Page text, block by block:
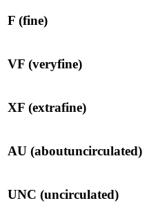
F (fine)
VF (veryfine)
XF (extrafine)
AU (aboutuncirculated)
UNC (uncirculated)